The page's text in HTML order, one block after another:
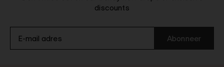
discounts
Abonneer